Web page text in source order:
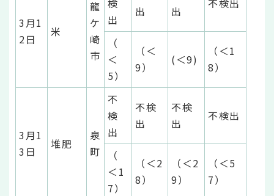
3月1
2日
米
龍
ケ
崎
市
出
出
出
（
＜
5）
（＜
9）
(＜9)
（＜1
8）
3月1
3日
堆肥
泉
町
不
検
出
不検
出
不検
出
不検出
（
＜1
7）
（＜2
8）
（＜2
9）
（＜5
7）